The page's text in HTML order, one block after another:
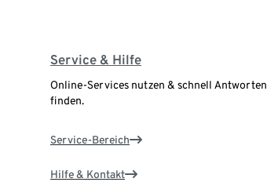
Service & Hilfe
Online-Services nutzen & schnell Antworten
finden.
Service-Bereich
Hilfe & Kontakt